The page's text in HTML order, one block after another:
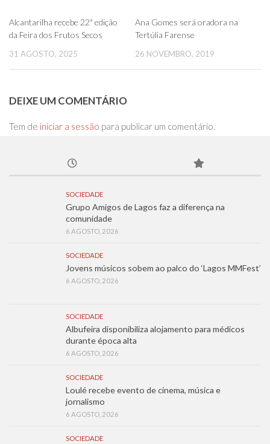
Alcantarilha recebe 22ª edição
da Feira dos Frutos Secos
31 AGOSTO, 2025
Ana Gomes será oradora na
Tertúlia Farense
26 NOVEMBRO, 2019
DEIXE UM COMENTÁRIO
Tem de iniciar a sessão para publicar um comentário.
SOCIEDADE
Grupo Amigos de Lagos faz a diferença na
comunidade
6 AGOSTO, 2026
SOCIEDADE
Jovens músicos sobem ao palco do ‘Lagos MMFest’
6 AGOSTO, 2026
SOCIEDADE
Albufeira disponibiliza alojamento para médicos
durante época alta
6 AGOSTO, 2026
SOCIEDADE
Loulé recebe evento de cinema, música e
jornalismo
6 AGOSTO, 2026
SOCIEDADE